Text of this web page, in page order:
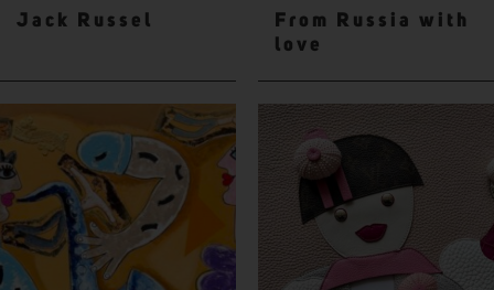
Jack Russel
From Russia with
love